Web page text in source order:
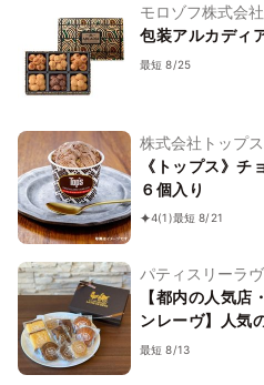
モロゾフ株式会社
包装アルカディ
最短 8/25
株式会社トップス
《トップス》チ
６個入り
4(1)最短 8/21
パティスリーラ
【都内の人気店
ンレーヴ】人気
最短 8/13